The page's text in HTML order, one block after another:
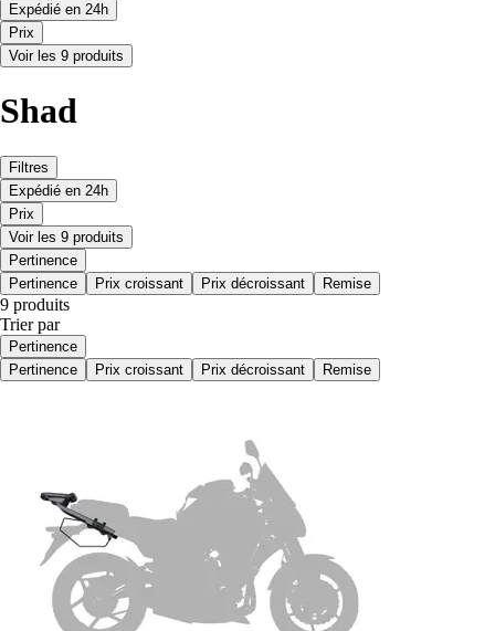
Expédié en 24h
Prix
Voir les 9 produits
Shad
Filtres
Expédié en 24h
Prix
Voir les 9 produits
Pertinence
Pertinence
Prix croissant Prix décroissant Remise
9 produits
Trier par
Pertinence
Pertinence
Prix croissant Prix décroissant Remise